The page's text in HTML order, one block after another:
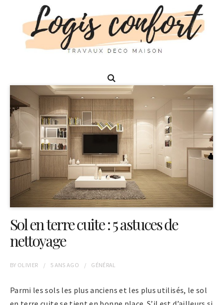
Sol en terre cuite : 5 astuces de
nettoyage
BY OLIVIER 5 ANS AGO GÉNÉRAL
Parmi les sols les plus anciens et les plus utilisés, le sol